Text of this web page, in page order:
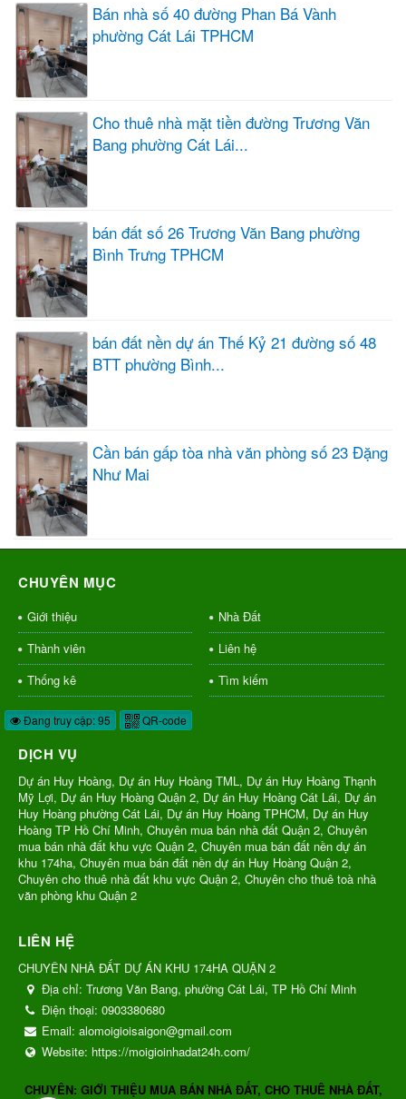
Bán nhà số 40 đường Phan Bá Vành
phường Cát Lái TPHCM
Cho thuê nhà mặt tiền đường Trương Văn
Bang phường Cát Lái...
bán đất số 26 Trương Văn Bang phường
Bình Trưng TPHCM
bán đất nền dự án Thế Kỷ 21 đường số 48
BTT phường Bình...
Cần bán gấp tòa nhà văn phòng số 23 Đặng
Như Mai
CHUYÊN MỤC
Giới thiệu
Nhà Đất
Thành viên
Liên hệ
Thống kê
Tìm kiếm
Đang truy cập: 95 QR-code
DỊCH VỤ
Dự án Huy Hoàng, Dự án Huy Hoàng TML, Dự án Huy Hoàng Thạnh
Mỹ Lợi, Dự án Huy Hoàng Quận 2, Dự án Huy Hoàng Cát Lái, Dự án
Huy Hoàng phường Cát Lái, Dự án Huy Hoàng TPHCM, Dự án Huy
Hoàng TP Hồ Chí Minh, Chuyên mua bán nhà đất Quận 2, Chuyên
mua bán nhà đất khu vực Quận 2, Chuyên mua bán đất nền dự án
khu 174ha, Chuyên mua bán đất nền dự án Huy Hoàng Quận 2,
Chuyên cho thuê nhà đất khu vực Quận 2, Chuyên cho thuê toà nhà
văn phòng khu Quận 2
LIÊN HỆ
CHUYÊN NHÀ ĐẤT DỰ ÁN KHU 174HA QUẬN 2
Địa chỉ: Trương Văn Bang, phường Cát Lái, TP Hồ Chí Minh
Điện thoại: 0903380680
Email: alomoigioisaigon@gmail.com
Website: https://moigioinhadat24h.com/
CHUYÊN: GIỚI THIỆU MUA BÁN NHÀ ĐẤT, CHO THUÊ NHÀ ĐẤT,